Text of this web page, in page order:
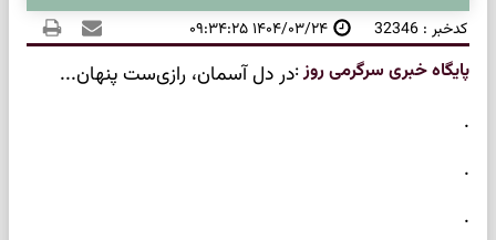
کدخبر : 32346 ۱۴۰۴/۰۳/۲۴ ۰۹:۳۴:۲۵
پایگاه خبری سرگرمی روز:در دل آسمان، رازی‌ست پنهان...
.
.
.